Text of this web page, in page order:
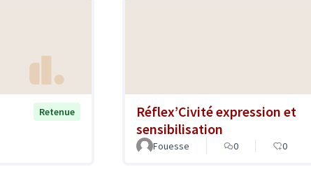
Retenue
Réflex’Civité expression et
sensibilisation
Fouesse 0 0